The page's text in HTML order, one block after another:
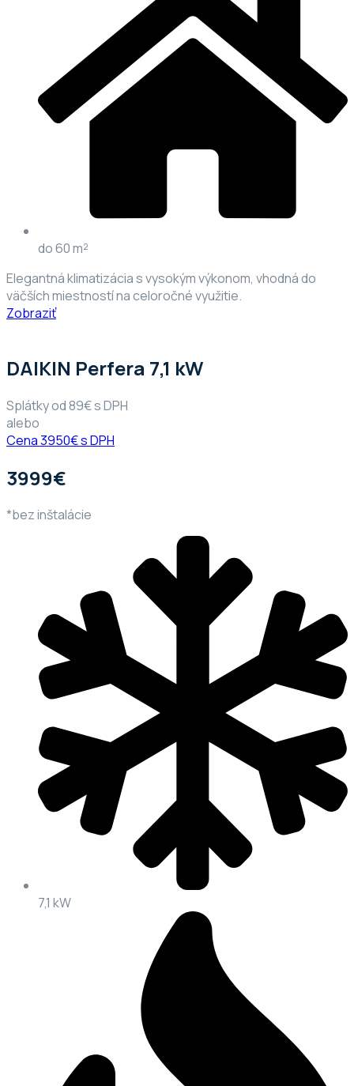
do 60 m²
Elegantná klimatizácia s vysokým výkonom, vhodná do
väčších miestností na celoročné využitie.
Zobraziť
DAIKIN Perfera 7,1 kW
Splátky od 89€ s DPH
alebo
Cena 3950€ s DPH
3999€
*bez inštalácie
7,1 kW